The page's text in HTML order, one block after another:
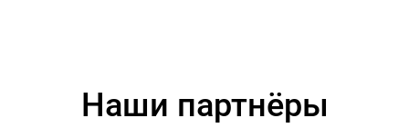
Наши партнёры